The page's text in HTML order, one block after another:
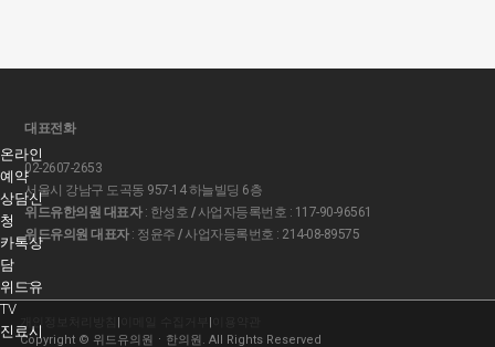
대표전화
02-2607-2653
서울시 강남구 도곡동 957-14 하늘빌딩 6층
위드유한의원 대표자: 한성호 /사업자등록번호 : 117-90-96561
위드유의원 대표자: 정윤주/사업자등록번호 : 214-08-89575
–
개인정보처리방침
Copyright © 위드유의원ㆍ한의원. All Rights Reserved
온라인
예약
상담신
청
카톡상
담
위드유
TV
진료시